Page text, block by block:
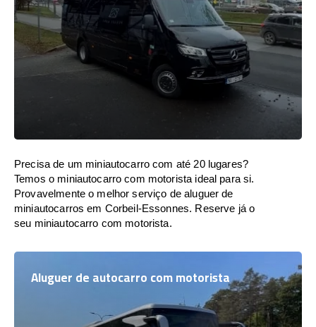
Precisa de um miniautocarro com até 20 lugares?
Temos o miniautocarro com motorista ideal para si.
Provavelmente o melhor serviço de aluguer de
miniautocarros em Corbeil-Essonnes. Reserve já o
seu miniautocarro com motorista.
Aluguer de autocarro com motorista